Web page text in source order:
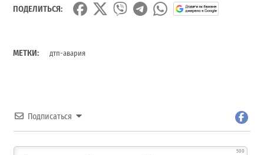
ПОДЕЛИТЬСЯ:
МЕТКИ: дтп-авария
Подписаться
500